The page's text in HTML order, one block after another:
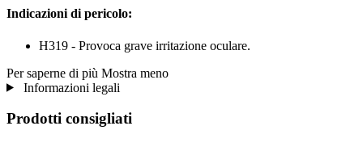
Indicazioni di pericolo:
H319 - Provoca grave irritazione oculare.
Per saperne di più Mostra meno
Informazioni legali
Prodotti consigliati